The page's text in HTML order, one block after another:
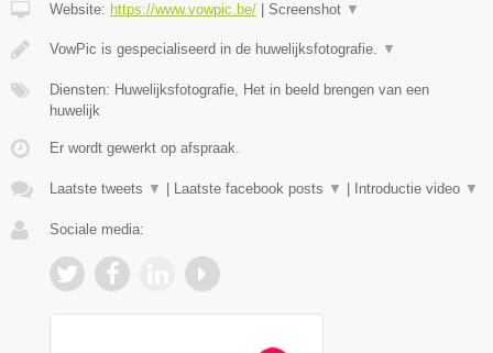
Website: https://www.vowpic.be/ Screenshot ▼
VowPic is gespecialiseerd in de huwelijksfotografie. ▼
Diensten: Huwelijksfotografie, Het in beeld brengen van een
huwelijk
Er wordt gewerkt op afspraak.
Laatste tweets ▼ Laatste facebook posts ▼ Introductie video ▼
Sociale media: